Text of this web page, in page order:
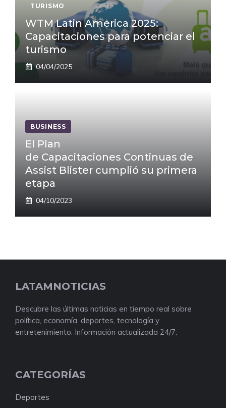
TURISMO
WTM Latin America 2025:
Capacitaciones para potenciar el
turismo
04/04/2025
BUSINESS
El Plan
de Capacitaciones Continuas de
Assist Blister cumplió su primera
etapa
04/10/2023
LATAMNOTICIAS
Descubre las últimas noticias en tiempo real sobre
política, economía, deportes, tecnología y
entretenimiento. Información actualizada 24/7.
CATEGORÍAS
Deportes